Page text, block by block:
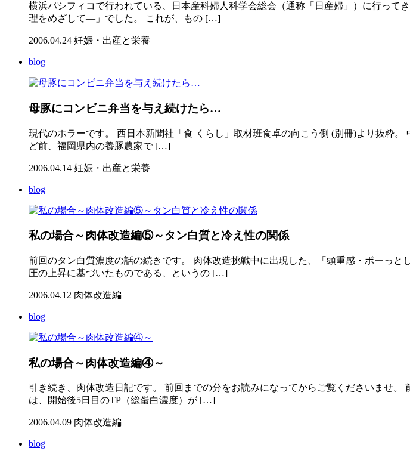
横浜パシフィコで行われている、日本産科婦人科学会総会（通称「日産婦」）に行っ
理をめざして―」でした。 これが、もの […]
2006.04.24 妊娠・出産と栄養
blog
母豚にコンビニ弁当を与え続けたら…
現代のホラーです。 西日本新聞社「食 くらし」取材班食卓の向こう側 (別冊)より抜
ど前、福岡県内の養豚農家で […]
2006.04.14 妊娠・出産と栄養
blog
私の場合～肉体改造編⑤～タン白質と冷え性の関係
前回のタン白質濃度の話の続きです。 肉体改造挑戦中に出現した、「頭重感・ボーっ
圧の上昇に基づいたものである、というの […]
2006.04.12 肉体改造編
blog
私の場合～肉体改造編④～
引き続き、肉体改造日記です。 前回までの分をお読みになってからご覧くださいませ
は、開始後5日目のTP（総蛋白濃度）が […]
2006.04.09 肉体改造編
blog